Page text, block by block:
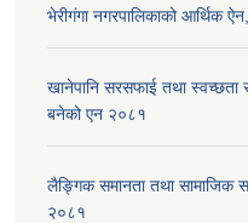
भेरीगंगा नगरपालिकाको आर्थिक
खानेपानि सरसफाई तथा स्वच्छता
बनेको एन २०८१
लैङ्गिक समानता तथा सामाजिक
२०८१